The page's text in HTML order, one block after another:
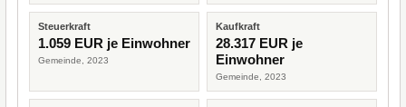
Steuerkraft
1.059 EUR je Einwohner
Gemeinde, 2023
Kaufkraft
28.317 EUR je
Einwohner
Gemeinde, 2023